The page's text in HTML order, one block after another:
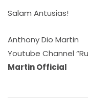
Salam Antusias!
Anthony Dio Martin
Youtube Channel
Martin Official